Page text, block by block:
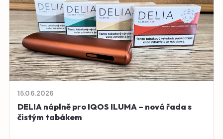
15.06.2026
DELIA náplně pro IQOS ILUMA – nová řada s
čistým tabákem